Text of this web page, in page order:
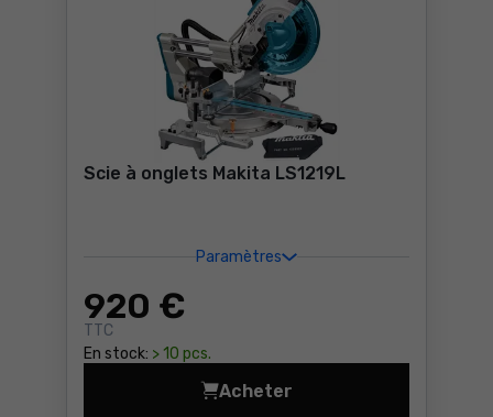
Scie à onglets Makita LS1219L
Paramètres
920 €
TTC
En stock: > 10 pcs.
Acheter
Scie à onglets Makita